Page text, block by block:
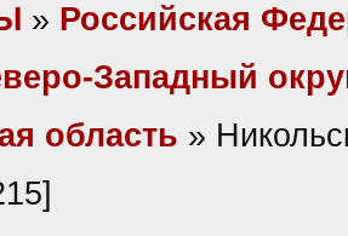
» Российская
Западный
область »